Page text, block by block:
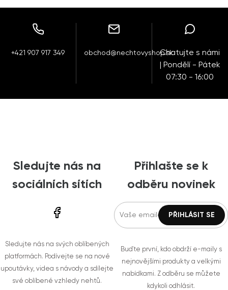
+421 907 917 349 obchod@nechtovyshop.skChatujte s námi
| Pondělí - Pátek
07:30 - 16:00
Sledujte nás na
sociálních sítích
Sledujte nás na svých oblíbených
platformách. Podívejte se na nové
upoutávky, videa s návody a sdílejte
své oblíbené vzhledy nehtů.
Přihlašte se k
odběru novinek
Buďte první, kdo obdrží e-maily s
nejnovějšími produkty a velkými
nabídkami. Z odběru se můžete
kdykoli odhlásit.